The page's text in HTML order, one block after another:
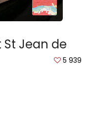
Jean de
5 939